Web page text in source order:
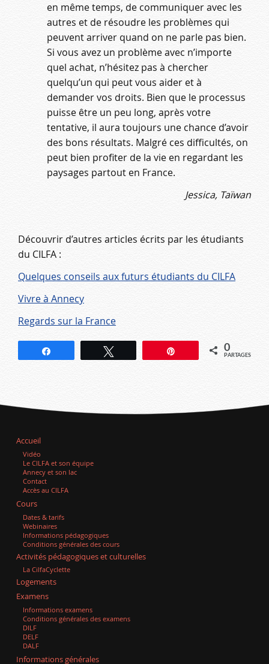
en même temps, de communiquer avec les
autres et de résoudre les problèmes qui
peuvent arriver quand on ne parle pas bien.
Si vous avez un problème avec n’importe
quel achat, n’hésitez pas à chercher
quelqu’un qui peut vous aider et à
demander vos droits. Bien que le processus
puisse être un peu long, après votre
tentative, il aura toujours une chance d’avoir
des bons résultats. Malgré ces difficultés, on
peut bien profiter de la vie en regardant les
paysages partout en France.
Jessica, Taïwan
Découvrir d’autres articles écrits par les étudiants
du CILFA :
Quelques conseils aux futurs étudiants du CILFA
Vivre à Annecy
Regards sur la France
Épingle 0
PARTAGES
Accueil
Vidéo
Le CILFA et son équipe
Annecy et son lac
Contact
Accès au CILFA
Cours
Dates & tarifs
Webinaires
Informations pédagogiques
Conditions générales des cours
Activités pédagogiques et culturelles
La CilfaCyclette
Logements
Examens
Informations examens
Conditions générales des examens
DILF
DELF
DALF
Informations générales